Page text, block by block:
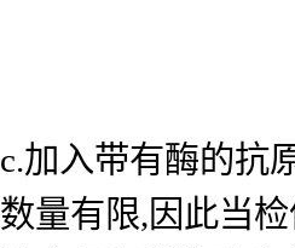
c.加入带有酶的抗
数量有限,因此当